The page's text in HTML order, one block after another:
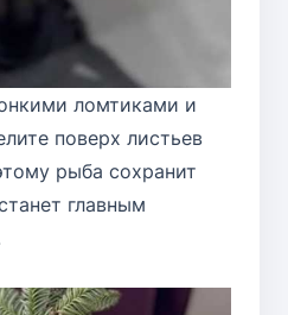
ломтиками и
поверх листьев
рыба сохранит
главным